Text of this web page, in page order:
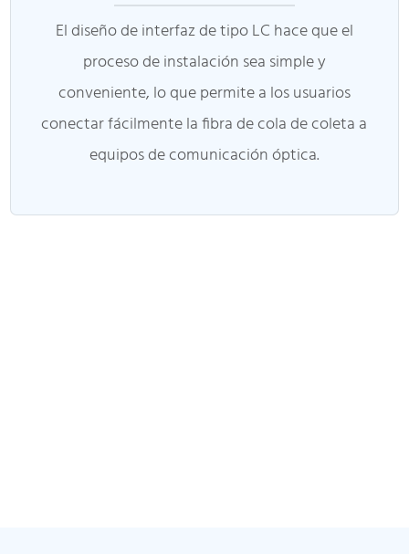
El diseño de interfaz de tipo LC hace que el
proceso de instalación sea simple y
conveniente, lo que permite a los usuarios
conectar fácilmente la fibra de cola de coleta a
equipos de comunicación óptica.